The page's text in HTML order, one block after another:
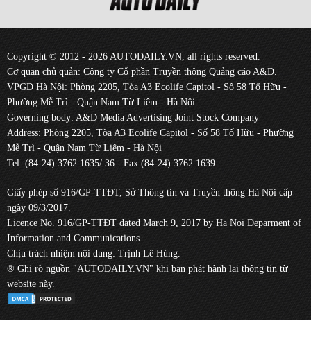
Copyright © 2012 - 2026 AUTODAILY.VN, all rights reserved.
Cơ quan chủ quản: Công ty Cổ phần Truyền thông Quảng cáo A&D.
VPGD Hà Nội: Phòng 2205, Tòa A3 Ecolife Capitol - Số 58 Tố Hữu -
Phường Mễ Trì - Quận Nam Từ Liêm - Hà Nội
Governing body: A&D Media Advertising Joint Stock Company
Address: Phòng 2205, Tòa A3 Ecolife Capitol - Số 58 Tố Hữu - Phường
Mễ Trì - Quận Nam Từ Liêm - Hà Nội
Tel: (84-24) 3762 1635/ 36 - Fax:(84-24) 3762 1639.
Giấy phép số 916/GP-TTĐT, Sở Thông tin và Truyền thông Hà Nội cấp
ngày 09/3/2017.
Licence No. 916/GP-TTĐT dated March 9, 2017 by Ha Noi Deparment of
Information and Communications.
Chịu trách nhiệm nội dung: Trịnh Lê Hùng.
® Ghi rõ nguồn "AUTODAILY.VN" khi bạn phát hành lại thông tin từ
website này.